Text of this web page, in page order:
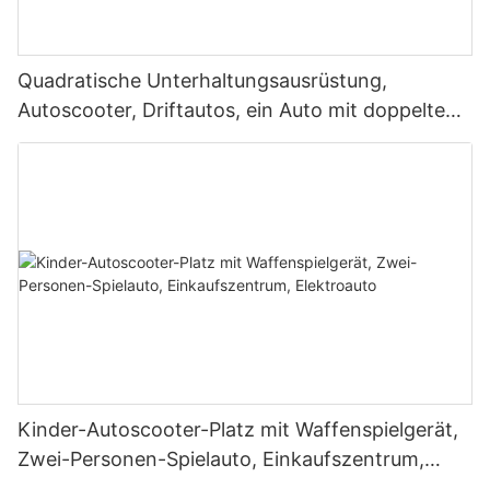
Quadratische Unterhaltungsausrüstung,
Autoscooter, Driftautos, ein Auto mit doppeltem
Verwendungszweck,
Kinder-Autoscooter-Platz mit Waffenspielgerät,
Zwei-Personen-Spielauto, Einkaufszentrum,